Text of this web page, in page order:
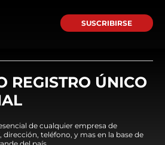
SUSCRIBIRSE
REGISTRO ÚNICO
de cualquier empresa de
teléfono, y mas en la base de